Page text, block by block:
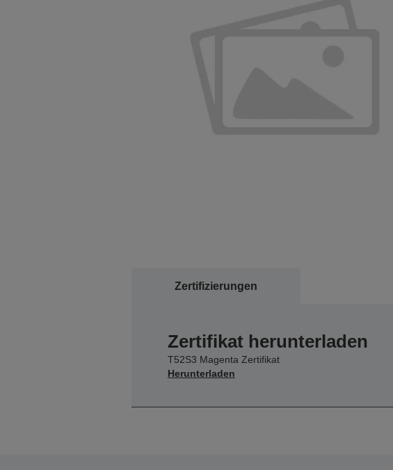
Zertifizierungen
Zertifikat herunterladen
T52S3 Magenta Zertifikat
Herunterladen